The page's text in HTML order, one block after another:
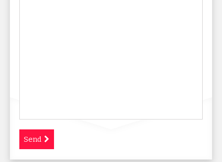
Send